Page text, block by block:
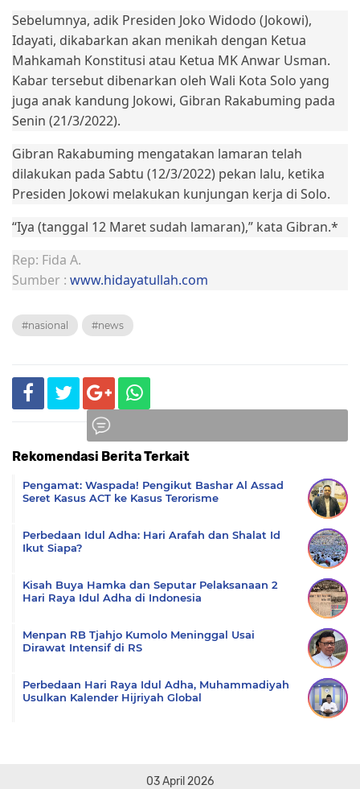
Sebelumnya, adik Presiden Joko Widodo (Jokowi),
Idayati, dikabarkan akan menikah dengan Ketua
Mahkamah Konstitusi atau Ketua MK Anwar Usman.
Kabar tersebut dibenarkan oleh Wali Kota Solo yang
juga anak kandung Jokowi, Gibran Rakabuming pada
Senin (21/3/2022).
Gibran Rakabuming mengatakan lamaran telah
dilakukan pada Sabtu (12/3/2022) pekan lalu, ketika
Presiden Jokowi melakukan kunjungan kerja di Solo.
“Iya (tanggal 12 Maret sudah lamaran),” kata Gibran.*
Rep: Fida A.
Sumber : www.hidayatullah.com
#nasional #news
Rekomendasi Berita Terkait
Pengamat: Waspada! Pengikut Bashar Al Assad
Seret Kasus ACT ke Kasus Terorisme
Perbedaan Idul Adha: Hari Arafah dan Shalat Id
Ikut Siapa?
Kisah Buya Hamka dan Seputar Pelaksanaan 2
Hari Raya Idul Adha di Indonesia
Menpan RB Tjahjo Kumolo Meninggal Usai
Dirawat Intensif di RS
Perbedaan Hari Raya Idul Adha, Muhammadiyah
Usulkan Kalender Hijriyah Global
03 April 2026